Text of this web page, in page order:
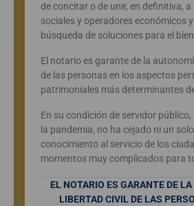
de concitar o de unir, en definitiva,
sociales y operadores económicos
búsqueda de soluciones para el
El notario es garante de la
de las personas en los aspectos
patrimoniales más determinantes
En su condición de servidor
la pandemia, no ha cejado ni un
conocimiento al servicio de los
momentos muy complicados para
EL NOTARIO ES GARANTE DE
LIBERTAD CIVIL DE LAS